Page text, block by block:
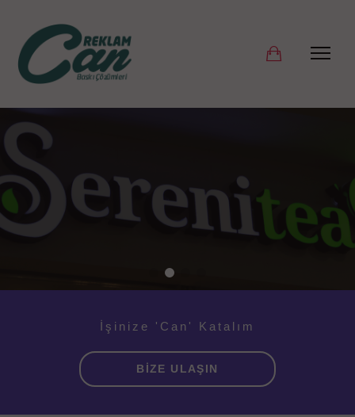
HİZMETLERİ
Açıkhava Reklamcılığı, Cephe
Giydirme, Bilbooard, Durak Pano
Giydirme Hizmetleri
İşinize 'Can' Katalım
BİZE ULAŞIN